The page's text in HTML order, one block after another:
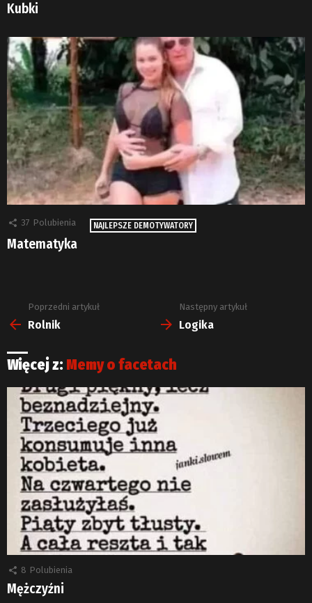
Kubki
37 Polubienia NAJLEPSZE DEMOTYWATORY
Matematyka
Zobacz
więcej
Poprzedni artykuł
Rolnik
Następny artykuł
Logika
Więcej z: Memy o facetach
8 Polubienia
Mężczyźni